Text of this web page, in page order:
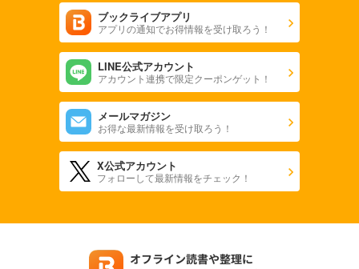
ブックライブアプリ
アプリの通知でお得情報を受け取ろう！
LINE公式アカウント
アカウント連携で限定クーポンゲット！
メールマガジン
お得な最新情報を受け取ろう！
X公式アカウント
フォローして最新情報をチェック！